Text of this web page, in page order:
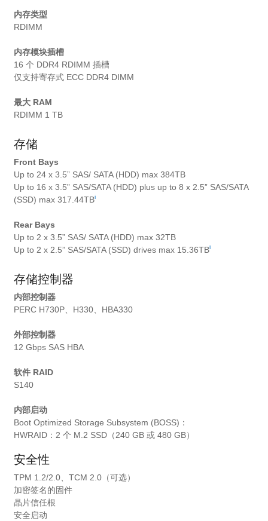
内存类型
RDIMM
内存模块插槽
16 个 DDR4 RDIMM 插槽
仅支持寄存式 ECC DDR4 DIMM
最大 RAM
RDIMM 1 TB
存储
Front Bays
Up to 24 x 3.5” SAS/ SATA (HDD) max 384TB
Up to 16 x 3.5” SAS/SATA (HDD) plus up to 8 x 2.5” SAS/SATA
(SSD) max 317.44TBi
Rear Bays
Up to 2 x 3.5” SAS/ SATA (HDD) max 32TB
Up to 2 x 2.5” SAS/SATA (SSD) drives max 15.36TBi
存储控制器
内部控制器
PERC H730P、H330、HBA330
外部控制器
12 Gbps SAS HBA
软件 RAID
S140
内部启动
Boot Optimized Storage Subsystem (BOSS)：
HWRAID：2 个 M.2 SSD（240 GB 或 480 GB）
安全性
TPM 1.2/2.0、TCM 2.0（可选）
加密签名的固件
晶片信任根
安全启动